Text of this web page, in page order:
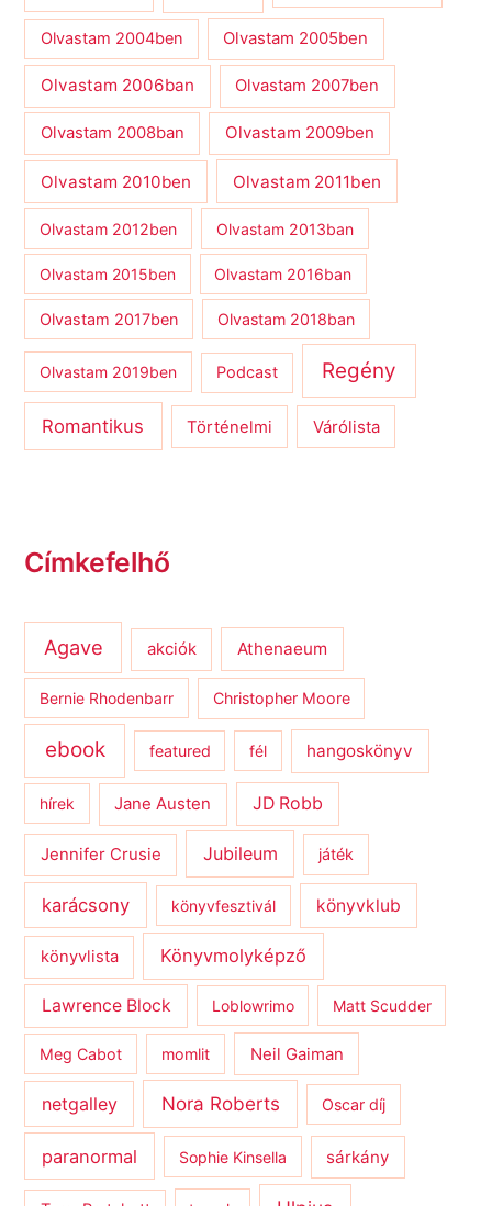
Olvastam 2004ben Olvastam 2005ben
Olvastam 2006ban Olvastam 2007ben
Olvastam 2008ban Olvastam 2009ben
Olvastam 2010ben Olvastam 2011ben
Olvastam 2012ben Olvastam 2013ban
Olvastam 2015ben Olvastam 2016ban
Olvastam 2017ben Olvastam 2018ban
Olvastam 2019ben Podcast Regény
Romantikus Történelmi Várólista
Címkefelhő
Agave akciók Athenaeum
Bernie Rhodenbarr Christopher Moore
ebook featured fél hangoskönyv
hírek Jane Austen JD Robb
Jennifer Crusie Jubileum játék
karácsony könyvfesztivál könyvklub
könyvlista Könyvmolyképző
Lawrence Block Loblowrimo Matt Scudder
Meg Cabot momlit Neil Gaiman
netgalley Nora Roberts Oscar díj
paranormal Sophie Kinsella sárkány